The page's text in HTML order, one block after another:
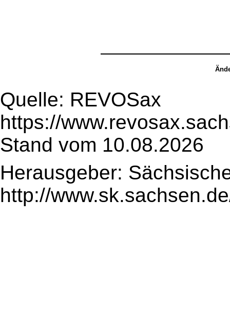
Quelle: REVOSax
https://
Stand vom 10.08.2026
Herausgeber:
http://